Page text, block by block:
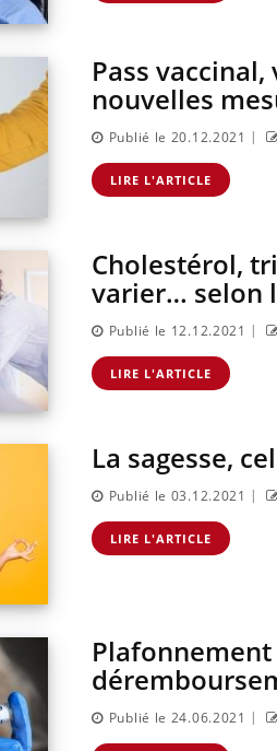
Pass
nouvelles
Publié le 20.12.2021 |
LIRE L'ARTICLE
Cholestérol,
varier… selon
Publié le 12.12.2021 |
LIRE L'ARTICLE
La sagesse,
Publié le 03.12.2021 |
LIRE L'ARTICLE
Publié le 24.06.2021 |